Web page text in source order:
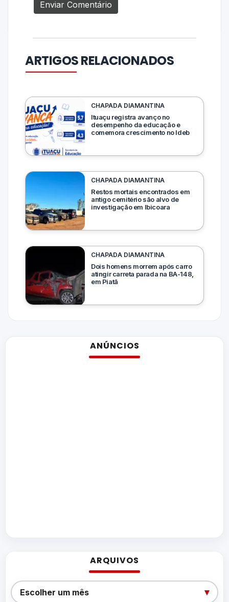
ARTIGOS RELACIONADOS
CHAPADA DIAMANTINA
Ituaçu registra avanço no
desempenho da educação e
comemora crescimento no Ideb
CHAPADA DIAMANTINA
Restos mortais encontrados em
antigo cemitério são alvo de
investigação em Ibicoara
CHAPADA DIAMANTINA
Dois homens morrem após carro
atingir carreta parada na BA-148,
em Piatã
ANÚNCIOS
ARQUIVOS
Arquivos
Escolher um mês ▾